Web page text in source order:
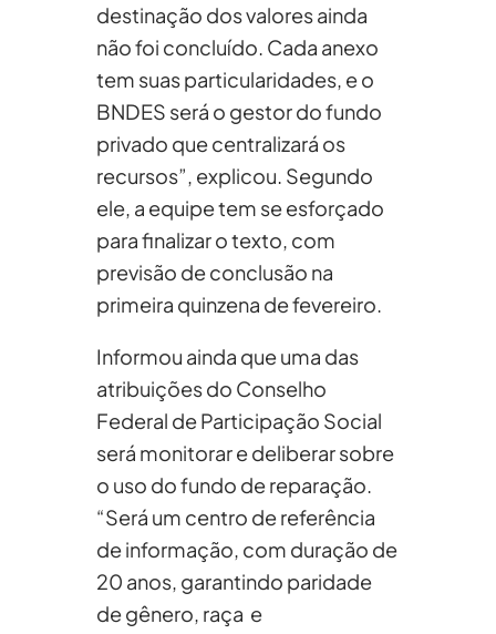
destinação dos valores ainda
não foi concluído. Cada anexo
tem suas particularidades, e o
BNDES será o gestor do fundo
privado que centralizará os
recursos”, explicou. Segundo
ele, a equipe tem se esforçado
para finalizar o texto, com
previsão de conclusão na
primeira quinzena de fevereiro.
Informou ainda que uma das
atribuições do Conselho
Federal de Participação Social
será monitorar e deliberar sobre
o uso do fundo de reparação.
“Será um centro de referência
de informação, com duração de
20 anos, garantindo paridade
de gênero, raça e